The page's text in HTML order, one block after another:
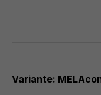
Variante: